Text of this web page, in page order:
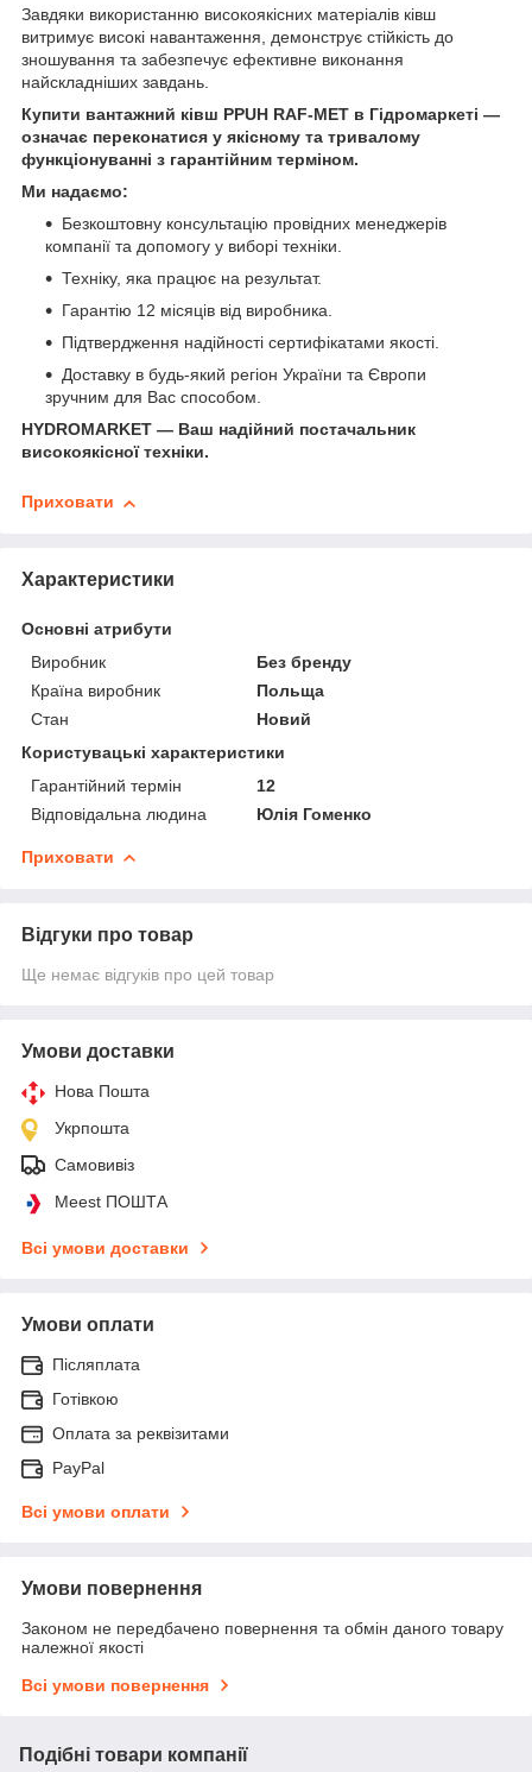
Завдяки використанню високоякісних матеріалів ківш
витримує високі навантаження, демонструє стійкість до
зношування та забезпечує ефективне виконання
найскладніших завдань.
Купити вантажний ківш PPUH RAF-MET в Гідромаркеті —
означає переконатися у якісному та тривалому
функціонуванні з гарантійним терміном.
Ми надаємо:
Безкоштовну консультацію провідних менеджерів
компанії та допомогу у виборі техніки.
Техніку, яка працює на результат.
Гарантію 12 місяців від виробника.
Підтвердження надійності сертифікатами якості.
Доставку в будь-який регіон України та Європи
зручним для Вас способом.
HYDROMARKET — Ваш надійний постачальник
високоякісної техніки.
Приховати
Характеристики
Основні атрибути
Виробник
Без бренду
Країна виробник
Польща
Стан
Новий
Користувацькі характеристики
Гарантійний термін
12
Відповідальна людина
Юлія Гоменко
Приховати
Відгуки про товар
Ще немає відгуків про цей товар
Умови доставки
Нова Пошта
Укрпошта
Самовивіз
Meest ПОШТА
Всі умови доставки
Умови оплати
Післяплата
Готівкою
Оплата за реквізитами
PayPal
Всі умови оплати
Умови повернення
Законом не передбачено повернення та обмін даного товару
належної якості
Всі умови повернення
Подібні товари компанії